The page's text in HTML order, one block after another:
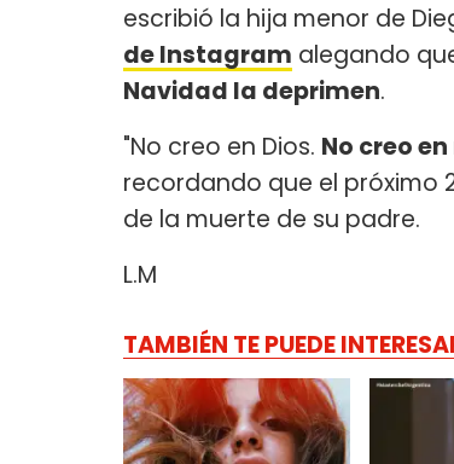
escribió la hija menor de
de Instagram alegando
Navidad la deprimen.
"No creo en Dios. No creo
recordando que el próximo
de la muerte de su padre.
L.M
TAMBIÉN TE PUEDE